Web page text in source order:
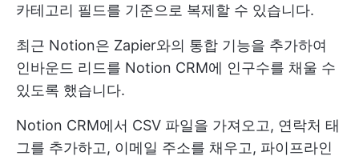
카테고리 필드를 기준으로 복제할 수 있습니다.
최근 Notion은 Zapier와의 통합 기능을 추가하여
인바운드 리드를 Notion CRM에 인구수를 채울 수
있도록 했습니다.
Notion CRM에서 CSV 파일을 가져오고, 연락처 태
그를 추가하고, 이메일 주소를 채우고, 파이프라인